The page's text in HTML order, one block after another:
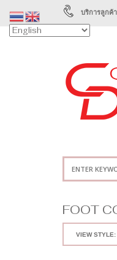
บริการลูกค้า
FOOT
VIEW STYLE: